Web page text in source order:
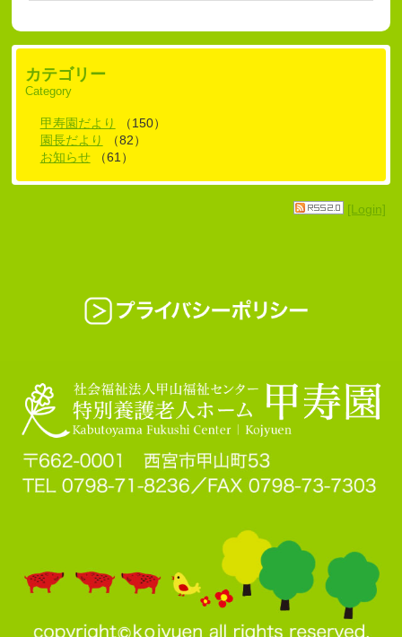
カテゴリー
Category
甲寿園だより
（150）
園長だより
（82）
お知らせ
（61）
[Login]